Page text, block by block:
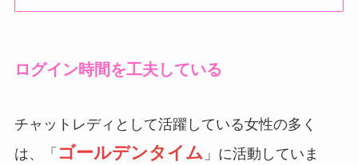
ログイン時間を工夫している
チャットレディとして活躍している女性の多く
は、「 ゴールデンタイム 」に活動していま